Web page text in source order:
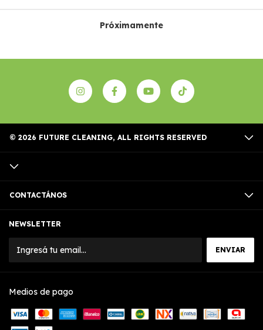
Próximamente
© 2026 FUTURE CLEANING, ALL RIGHTS RESERVED
CONTACTÁNOS
NEWSLETTER
Medios de pago